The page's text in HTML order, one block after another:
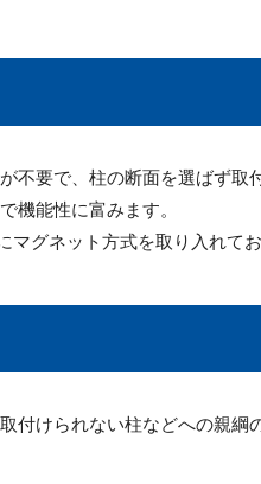
不要で、柱の断面を選ばず取
機能性に富みます。
マグネット方式を取り入れて
付けられない柱などへの親綱